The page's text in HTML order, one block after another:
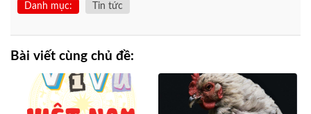
Danh mục: Tin tức
Bài viết cùng chủ đề: